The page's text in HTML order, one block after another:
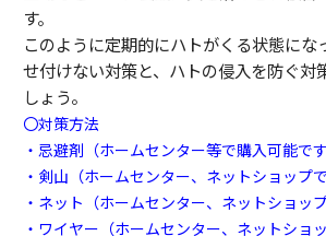
す。
このように定期的にハトがくる状態にな
せ付けない対策と、ハトの侵入を防ぐ対
しょう。
〇対策方法
・忌避剤（ホームセンター等で購入可能です
・剣山（ホームセンター、ネットショップ
・ネット（ホームセンター、ネットショッ
・ワイヤー（ホームセンター、ネットショ